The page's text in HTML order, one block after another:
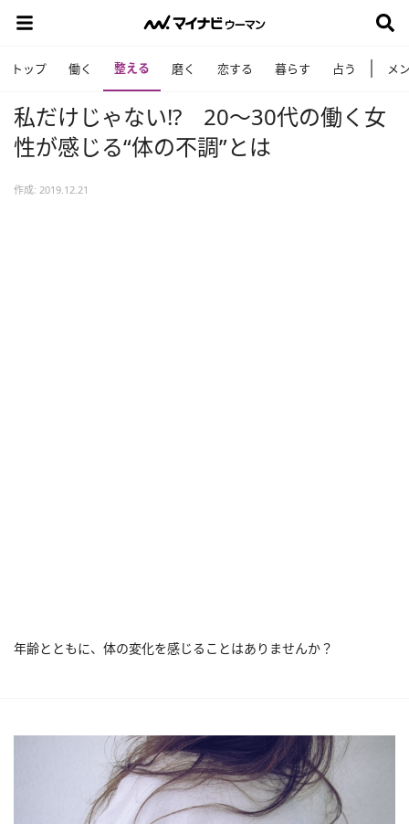
トップ 働く 整える 磨く 恋する 暮らす 占う メ
私だけじゃない⁉ 20～30代の働く女
性が感じる“体の不調”とは
作成: 2019.12.21
年齢とともに、体の変化を感じることはありませんか？